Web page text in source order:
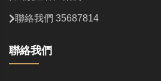
聯絡我們 35687814
聯絡我們